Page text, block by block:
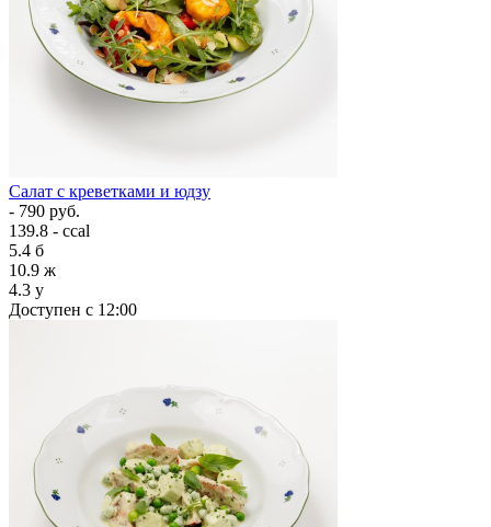
Салат с креветками и юдзу
- 790 руб.
139.8 - ccal
5.4 б
10.9 ж
4.3 у
Доступен с 12:00